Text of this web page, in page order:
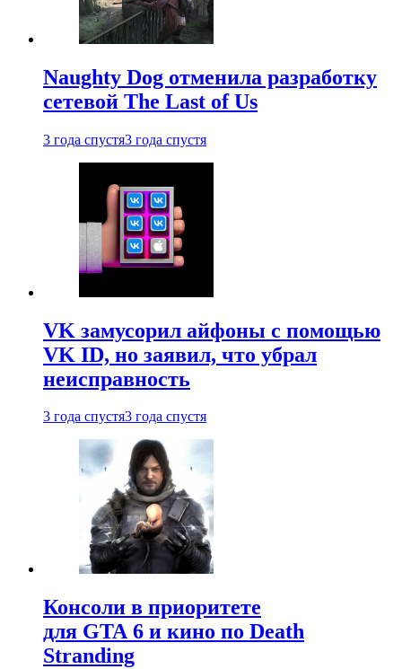
Naughty Dog отменила разработку
сетевой The Last of Us
3 года спустя3 года спустя
VK замусорил айфоны с помощью
VK ID, но заявил, что убрал
неисправность
3 года спустя3 года спустя
Консоли в приоритете
для GTA 6 и кино по Death
Stranding